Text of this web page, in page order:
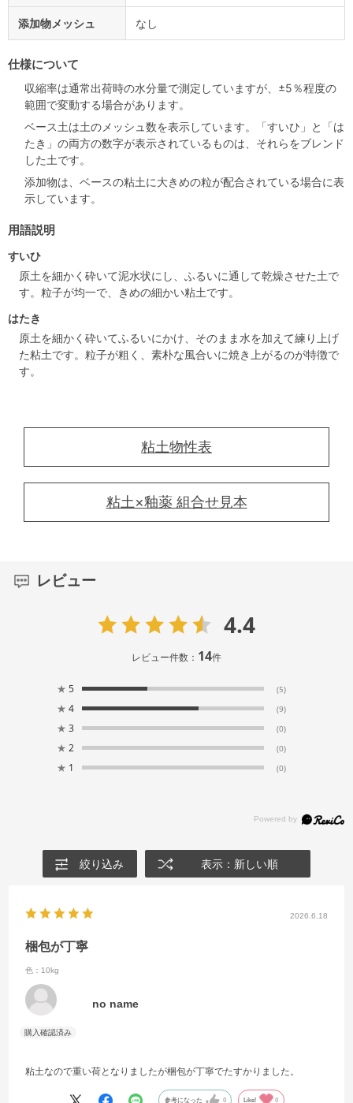
添加物メッシュ なし
仕様について
収縮率は通常出荷時の水分量で測定していますが、±5％程度の
範囲で変動する場合があります。
ベース土は土のメッシュ数を表示しています。「すいひ」と「は
たき」の両方の数字が表示されているものは、それらをブレンド
した土です。
添加物は、ベースの粘土に大きめの粒が配合されている場合に表
示しています。
用語説明
すいひ
原土を細かく砕いて泥水状にし、ふるいに通して乾燥させた土で
す。粒子が均一で、きめの細かい粘土です。
はたき
原土を細かく砕いてふるいにかけ、そのまま水を加えて練り上げ
た粘土です。粒子が粗く、素朴な風合いに焼き上がるのが特徴で
す。
粘土物性表
粘土×釉薬 組合せ見本
レビュー
4.4
レビュー件数： 14件
★ 5 (5)
★ 4 (9)
★ 3 (0)
★ 2 (0)
★ 1 (0)
絞り込み 表示：新しい順
2026.6.18
梱包が丁寧
色：10kg
no name
粘土なので重い荷となりましたが梱包が丁寧でたすかりました。
参考になった 0 Like! 0